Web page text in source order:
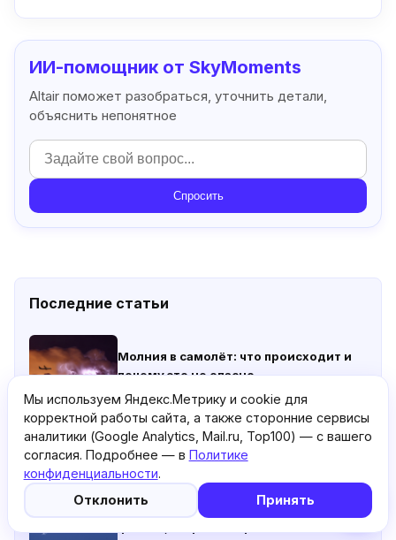
ИИ-помощник от SkyMoments
Altair поможет разобраться, уточнить детали,
объяснить непонятное
Спросить
5
Последние статьи
Молния в самолёт: что происходит и
почему это не опасно
Схема салона Boeing 767-300: лучшие
места у Azur Air
Конденсационные следы самолётов:
Мы используем Яндекс.Метрику и cookie для
корректной работы сайта, а также сторонние сервисы
аналитики (Google Analytics, Mail.ru, Top100) — с вашего
согласия. Подробнее — в Политике
конфиденциальности.
Отклонить
Принять